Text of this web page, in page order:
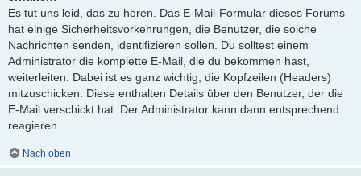
Es tut uns leid, das zu hören. Das E-Mail-Formular dieses Forums
hat einige Sicherheitsvorkehrungen, die Benutzer, die solche
Nachrichten senden, identifizieren sollen. Du solltest einem
Administrator die komplette E-Mail, die du bekommen hast,
weiterleiten. Dabei ist es ganz wichtig, die Kopfzeilen (Headers)
mitzuschicken. Diese enthalten Details über den Benutzer, der die
E-Mail verschickt hat. Der Administrator kann dann entsprechend
reagieren.
Nach oben